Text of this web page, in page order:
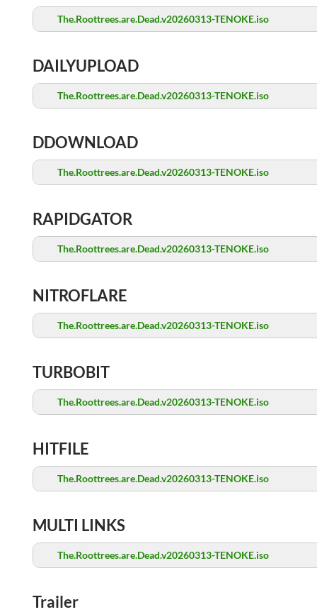
The.Roottrees.are.Dead.v20260313-TENOKE.iso
DAILYUPLOAD
The.Roottrees.are.Dead.v20260313-TENOKE.iso
DDOWNLOAD
The.Roottrees.are.Dead.v20260313-TENOKE.iso
RAPIDGATOR
The.Roottrees.are.Dead.v20260313-TENOKE.iso
NITROFLARE
The.Roottrees.are.Dead.v20260313-TENOKE.iso
TURBOBIT
The.Roottrees.are.Dead.v20260313-TENOKE.iso
HITFILE
The.Roottrees.are.Dead.v20260313-TENOKE.iso
MULTI LINKS
The.Roottrees.are.Dead.v20260313-TENOKE.iso
Trailer